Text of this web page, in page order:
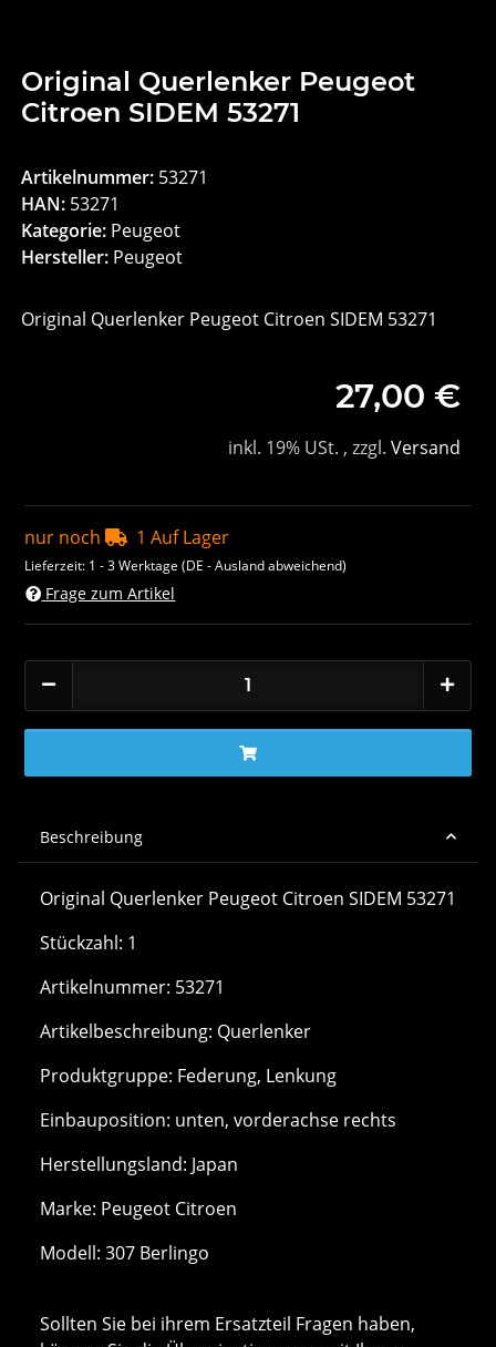
Original Querlenker Peugeot
Citroen SIDEM 53271
Artikelnummer: 53271
HAN: 53271
Kategorie: Peugeot
Hersteller: Peugeot
Original Querlenker Peugeot Citroen SIDEM 53271
27,00 €
inkl. 19% USt. , zzgl. Versand
nur noch 1 Auf Lager
Lieferzeit: 1 - 3 Werktage(DE - Ausland abweichend)
Frage zum Artikel
Beschreibung
Original Querlenker Peugeot Citroen SIDEM 53271
Stückzahl: 1
Artikelnummer: 53271
Artikelbeschreibung: Querlenker
Produktgruppe: Federung, Lenkung
Einbauposition: unten, vorderachse rechts
Herstellungsland: Japan
Marke: Peugeot Citroen
Modell: 307 Berlingo
Sollten Sie bei ihrem Ersatzteil Fragen haben,